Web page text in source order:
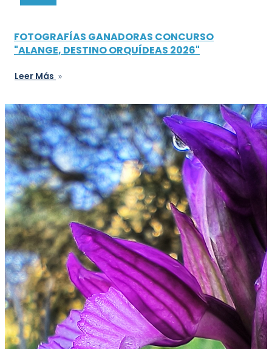
FOTOGRAFÍAS GANADORAS CONCURSO
"ALANGE, DESTINO ORQUÍDEAS 2026"
Leer Más